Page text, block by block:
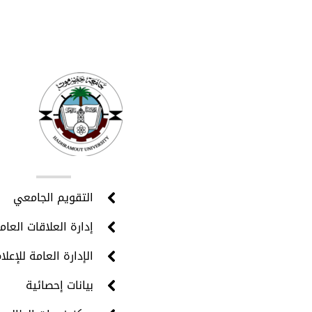
التقويم الجامعي
إدارة العلاقات
الإدارة العامة
بيانات إحصائية